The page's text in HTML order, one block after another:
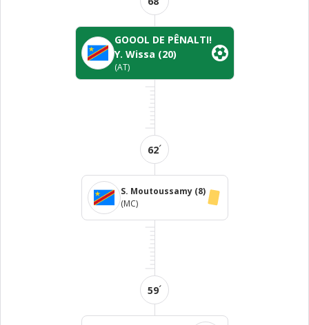
GOOOL DE PÊNALTI!
Y. Wissa (20)
(AT)
62´
S. Moutoussamy (8)
(MC)
59´